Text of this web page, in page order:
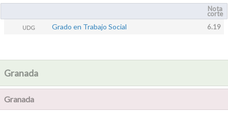
Nota
corte
UDG Grado en Trabajo Social 6.19
Granada
Granada